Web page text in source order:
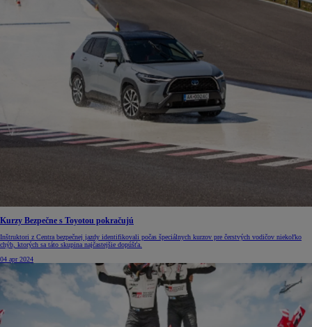
Kurzy Bezpečne s Toyotou pokračujú
Inštruktori z Centra bezpečnej jazdy identifikovali počas špeciálnych kurzov pre čerstvých vodičov niekoľko
chýb, ktorých sa táto skupina najčastejšie dopúšťa.
04 apr 2024